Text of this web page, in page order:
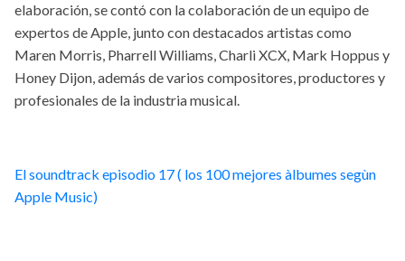
elaboración, se contó con la colaboración de un equipo de
expertos de Apple, junto con destacados artistas como
Maren Morris, Pharrell Williams, Charli XCX, Mark Hoppus y
Honey Dijon, además de varios compositores, productores y
profesionales de la industria musical.
El soundtrack episodio 17 ( los 100 mejores àlbumes segùn
Apple Music)